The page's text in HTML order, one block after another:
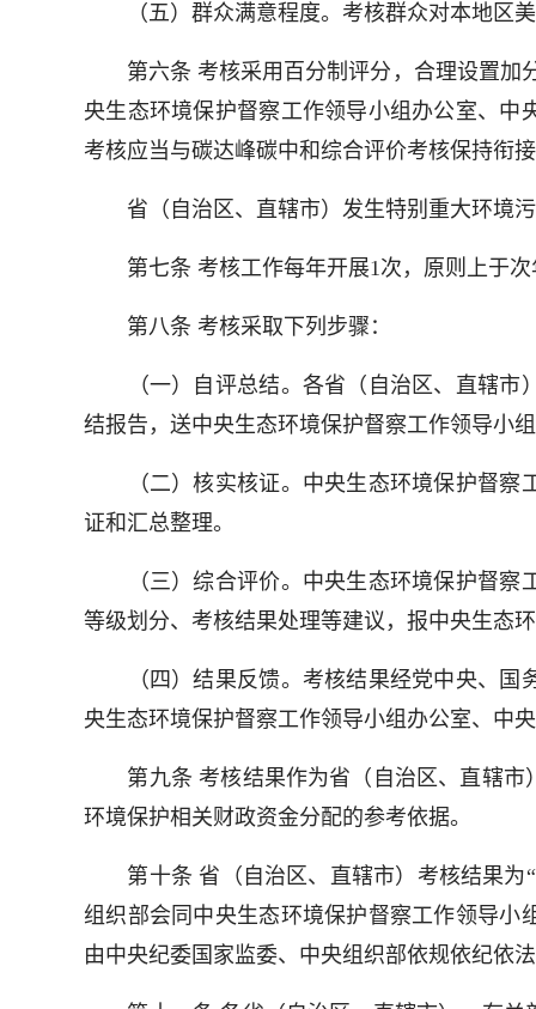
（五）群众满意程度。考核群众对本地区美
第六条 考核采用百分制评分，合理设置加
央生态环境保护督察工作领导小组办公室、
考核应当与碳达峰碳中和综合评价考核保持衔
省（自治区、直辖市）发生特别重大环境污
第七条 考核工作每年开展1次，原则上于次
第八条 考核采取下列步骤：
（一）自评总结。各省（自治区、直辖市
结报告，送中央生态环境保护督察工作领导小
（二）核实核证。中央生态环境保护督察
证和汇总整理。
（三）综合评价。中央生态环境保护督察
等级划分、考核结果处理等建议，报中央生态
（四）结果反馈。考核结果经党中央、国
央生态环境保护督察工作领导小组办公室、中
第九条 考核结果作为省（自治区、直辖市
环境保护相关财政资金分配的参考依据。
第十条 省（自治区、直辖市）考核结果为“
组织部会同中央生态环境保护督察工作领导
由中央纪委国家监委、中央组织部依规依纪依